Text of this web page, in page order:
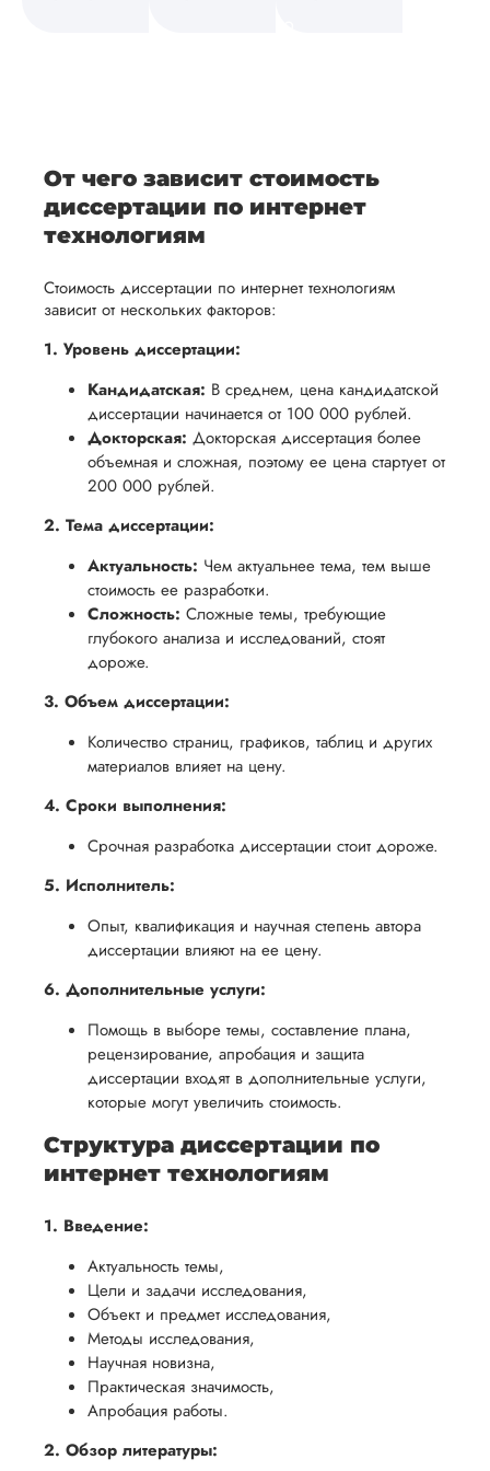
а также
темы.
готовы
предоставить
помощь
подготовке
презентации
и речи
перед
защитой.
Наша
цель -
обеспечить
вам
в своей
работе и
помочь
пройти
процесс
защиты
научной
работы.
и
проведения
проверки
работы,
установленная
сумма
будет
возвращена
заказчику.
стремимся
осуществлять
возврата
способом,
удобным
для вас,
разумные
сроки
после
утверждения
запроса
на
возврат.
работы. В
начале
сотрудничества
мы
обсудим
договоримся
о сроках
выполнения,
чтобы
учесть
аспекты
написания
работы.
От чего зависит стоимость
диссертации по интернет
технологиям
Стоимость диссертации по интернет технологиям
зависит от нескольких факторов:
1. Уровень диссертации:
Кандидатская: В среднем, цена кандидатской
диссертации начинается от 100 000 рублей.
Докторская: Докторская диссертация более
объемная и сложная, поэтому ее цена стартует от
200 000 рублей.
2. Тема диссертации:
Актуальность: Чем актуальнее тема, тем выше
стоимость ее разработки.
Сложность: Сложные темы, требующие
глубокого анализа и исследований, стоят
дороже.
3. Объем диссертации:
Количество страниц, графиков, таблиц и других
материалов влияет на цену.
4. Сроки выполнения:
Срочная разработка диссертации стоит дороже.
5. Исполнитель:
Опыт, квалификация и научная степень автора
диссертации влияют на ее цену.
6. Дополнительные услуги:
Помощь в выборе темы, составление плана,
рецензирование, апробация и защита
диссертации входят в дополнительные услуги,
которые могут увеличить стоимость.
Структура диссертации по
интернет технологиям
1. Введение:
Актуальность темы,
Цели и задачи исследования,
Объект и предмет исследования,
Методы исследования,
Научная новизна,
Практическая значимость,
Апробация работы.
2. Обзор литературы: